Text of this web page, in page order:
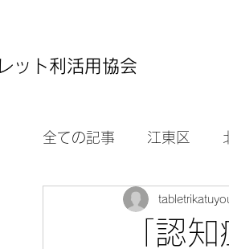
ット利活用協会
全ての記事 江東区
カルチャーセンター
「認